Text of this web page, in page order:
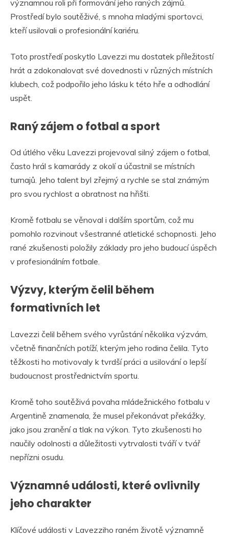
významnou roli při formování jeho raných zájmů.
Prostředí bylo soutěživé, s mnoha mladými sportovci,
kteří usilovali o profesionální kariéru.
Toto prostředí poskytlo Lavezzi mu dostatek příležitostí
hrát a zdokonalovat své dovednosti v různých místních
klubech, což podpořilo jeho lásku k této hře a odhodlání
uspět.
Raný zájem o fotbal a sport
Od útlého věku Lavezzi projevoval silný zájem o fotbal,
často hrál s kamarády z okolí a účastnil se místních
turnajů. Jeho talent byl zřejmý a rychle se stal známým
pro svou rychlost a obratnost na hřišti.
Kromě fotbalu se věnoval i dalším sportům, což mu
pomohlo rozvinout všestranné atletické schopnosti. Jeho
rané zkušenosti položily základy pro jeho budoucí úspěch
v profesionálním fotbale.
Výzvy, kterým čelil během
formativních let
Lavezzi čelil během svého vyrůstání několika výzvám,
včetně finančních potíží, kterým jeho rodina čelila. Tyto
těžkosti ho motivovaly k tvrdší práci a usilování o lepší
budoucnost prostřednictvím sportu.
Kromě toho soutěživá povaha mládežnického fotbalu v
Argentině znamenala, že musel překonávat překážky,
jako jsou zranění a tlak na výkon. Tyto zkušenosti ho
naučily odolnosti a důležitosti vytrvalosti tváří v tvář
nepřízni osudu.
Významné události, které ovlivnily
jeho charakter
Klíčové události v Lavezziho raném životě významně